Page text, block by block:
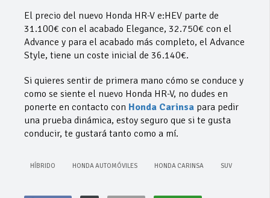
El precio del nuevo Honda HR-V e:HEV parte de
31.100€ con el acabado Elegance, 32.750€ con el
Advance y para el acabado más completo, el Advance
Style, tiene un coste inicial de 36.140€.
Si quieres sentir de primera mano cómo se conduce y
como se siente el nuevo Honda HR-V, no dudes en
ponerte en contacto con Honda Carinsa para pedir
una prueba dinámica, estoy seguro que si te gusta
conducir, te gustará tanto como a mí.
HÍBRIDO HONDA AUTOMÓVILES HONDA CARINSA SUV